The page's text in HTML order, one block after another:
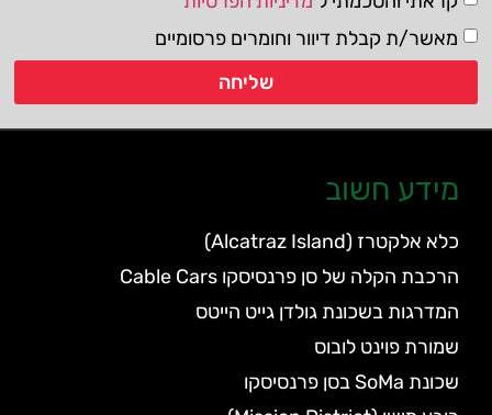
מאשר/ת קבלת דיוור וחומרים פרסומיים
שליחה
מידע חשוב
כלא אלקטרז (Alcatraz Island)
הרכבת הקלה של סן פרנסיסקו Cable Cars
המדרגות בשכונת גולדן גייט הייטס
שמורת פוינט לובוס
שכונת SoMa בסן פרנסיסקו